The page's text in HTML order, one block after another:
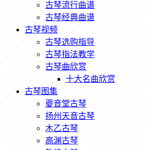
古琴流行曲谱
古琴经典曲谱
古琴视频
古琴选购指导
古琴指法教学
古琴曲欣赏
十大名曲欣赏
古琴图集
夔音堂古琴
扬州天音古琴
木乙古琴
高渊古琴